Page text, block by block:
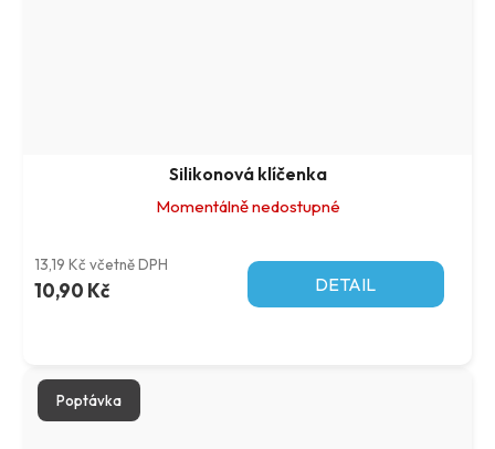
Silikonová klíčenka
Momentálně nedostupné
13,19 Kč včetně DPH
10,90 Kč DETAIL
Poptávka